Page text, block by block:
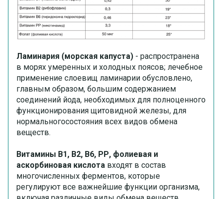
Ламинария (морская капуста) - распространена
в морях умеренных и холодных поясов; лечебное
применение слоевищ ламинарии обусловлено,
главным образом, большим содержанием
соединений йода, необходимых для полноценного
функционирования щитовидной железы, для
нормальногосостояния всех видов обмена
веществ.
Витамины В1, В2, В6, РР, фолиевая и
аскорбиновая кислота входят в состав
многочисленных ферментов, которые
регулируют все важнейшие функции организма,